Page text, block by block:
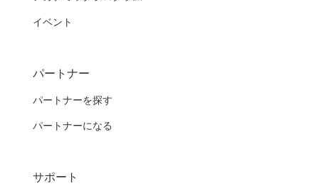
イベント
パートナー
パートナーを探す
パートナーになる
サポート